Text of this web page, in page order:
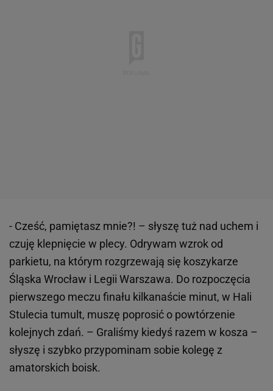
- Cześć, pamiętasz mnie?! – słyszę tuż nad uchem i
czuję klepnięcie w plecy. Odrywam wzrok od
parkietu, na którym rozgrzewają się koszykarze
Śląska Wrocław i Legii Warszawa. Do rozpoczęcia
pierwszego meczu finału kilkanaście minut, w Hali
Stulecia tumult, muszę poprosić o powtórzenie
kolejnych zdań. – Graliśmy kiedyś razem w kosza –
słyszę i szybko przypominam sobie kolegę z
amatorskich boisk.